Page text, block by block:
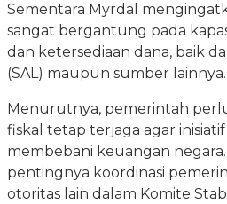
Sementara Myrdal
sangat bergantung pada
dan ketersediaan dana, baik
(SAL) maupun sumber lainnya.
Menurutnya, pemerintah
fiskal tetap terjaga agar
membebani keuangan
pentingnya koordinasi
otoritas lain dalam Komite